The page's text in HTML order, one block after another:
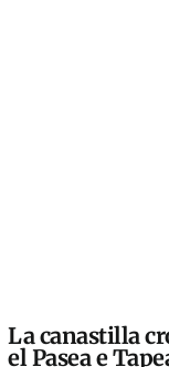
La canastilla
el Pasea e